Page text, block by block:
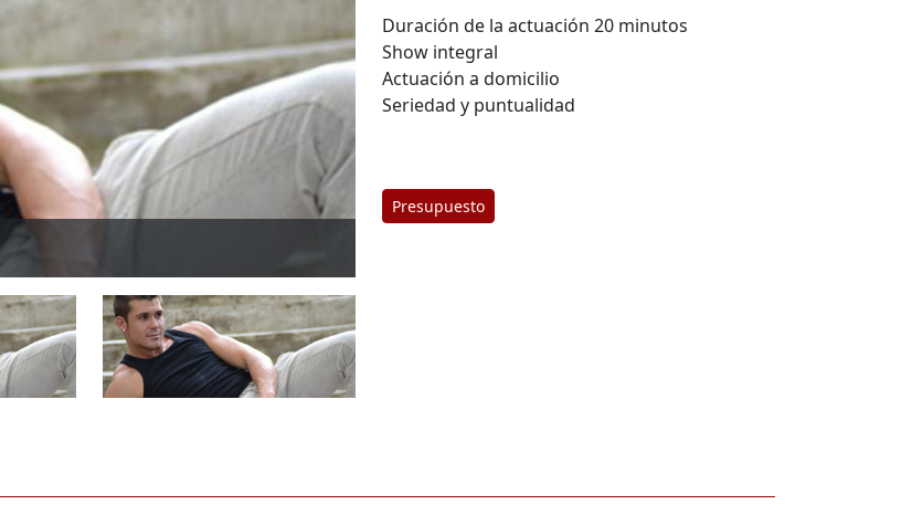
Duración de la actuación 20 minutos
Show integral
Actuación a domicilio
Seriedad y puntualidad
Presupuesto